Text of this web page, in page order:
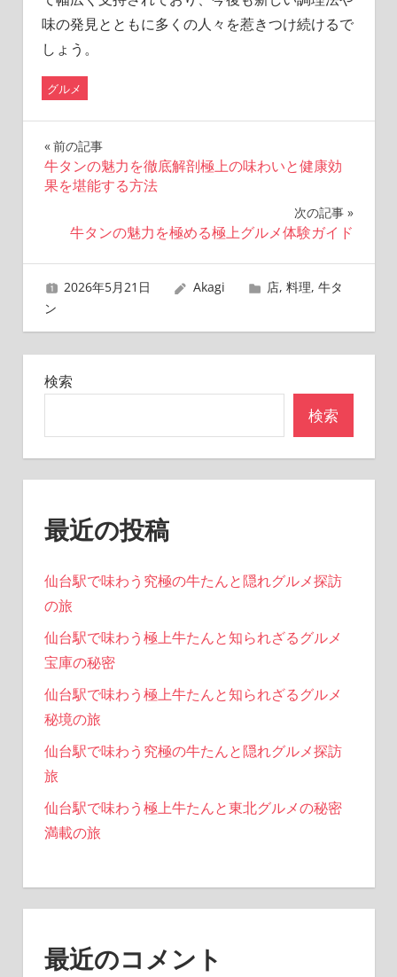
味の発見とともに多くの人々を惹きつけ続けるで
しょう。
グルメ
投
稿
ビ
ゲ
ー
シ
ョ
ン
前の記事
牛タンの魅力を徹底解剖極上の味わいと健康効
果を堪能する方法
次の記事
牛タンの魅力を極める極上グルメ体験ガイド
2026年5月21日 Akagi 店,料理,牛タ
ン
検索
検索
最近の投稿
仙台駅で味わう究極の牛たんと隠れグルメ探訪
の旅
仙台駅で味わう極上牛たんと知られざるグルメ
宝庫の秘密
仙台駅で味わう極上牛たんと知られざるグルメ
秘境の旅
仙台駅で味わう究極の牛たんと隠れグルメ探訪
旅
仙台駅で味わう極上牛たんと東北グルメの秘密
満載の旅
最近のコメント